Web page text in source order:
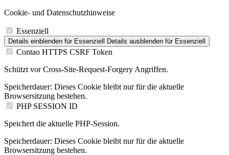
Cookie- und Datenschutzhinweise
Essenziell
Details einblenden für Essenziell Details ausblenden für Essenziell
Contao HTTPS CSRF Token
Schützt vor Cross-Site-Request-Forgery Angriffen.
Speicherdauer: Dieses Cookie bleibt nur für die aktuelle
Browsersitzung bestehen.
PHP SESSION ID
Speichert die aktuelle PHP-Session.
Speicherdauer: Dieses Cookie bleibt nur für die aktuelle
Browsersitzung bestehen.